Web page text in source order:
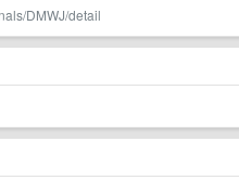
DMWJ/detail